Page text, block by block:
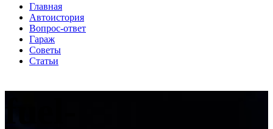
Главная
Автоистория
Вопрос-ответ
Гараж
Советы
Статьи